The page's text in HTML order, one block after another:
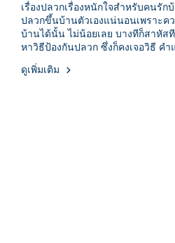
เรื่องปลวกเรื่องหนักใจสำหรับคนรัก
ปลวกขึ้นบ้านตัวเองแน่นอนเพราะค
บ้านได้นั้น ไม่น้อยเลย บางทีก็สาหัส
หาวิธีป้องกันปลวก ซึ่งก็คงเจอวิธี ค
ประสิทธิภาพ ความยุ่งยากมากน้อยต่
ปลวกมาแนะนำเช่นกัน ดังนี้ครับ
ดูเพิ่มเติม